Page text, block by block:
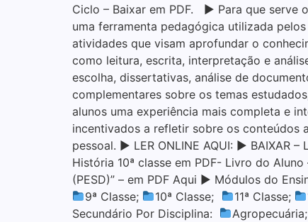
Ciclo – Baixar em PDF. ▶ Para que serve
uma ferramenta pedagógica utilizada
atividades que visam aprofundar o
como leitura, escrita, interpretação e
escolha, dissertativas, análise de
complementares sobre os temas
alunos uma experiência mais completa e
incentivados a refletir sobre os conteúdos
pessoal. ▶ LER ONLINE AQUI: ▶ BAIXAR –
História 10ª classe em PDF- Livro do
(PESD)” – em PDF Aqui ▶ Módulos do
9ª Classe;
10ª Classe; 11ª Classe;
Secundário Por Disciplina:
Agropecuária;